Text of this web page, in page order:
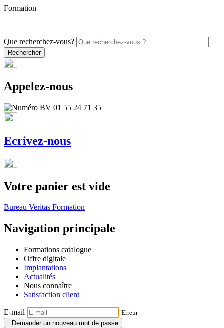
Formation
Que recherchez-vous?
Appelez-nous
Ecrivez-nous
Votre panier est vide
Bureau Veritas Formation
Navigation principale
Formations catalogue
Offre digitale
Implantations
Actualités
Nous connaître
Satisfaction client
E-mail
Erreur
Demander un nouveau mot de passe